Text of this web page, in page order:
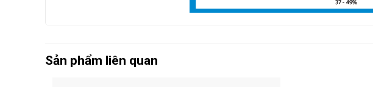
Sản phẩm liên quan